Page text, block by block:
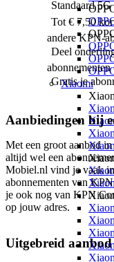
Xiaomi
Standaard
Tot € 7,50
andere KPN-
Deel
abonnementen
Gratis je
Aanbiedingen bij
Met een groot aanbod
altijd wel een
Mobiel.nl vind je vaak
abonnementen van
je ook nog van KPN
op jouw adres.
Uitgebreid